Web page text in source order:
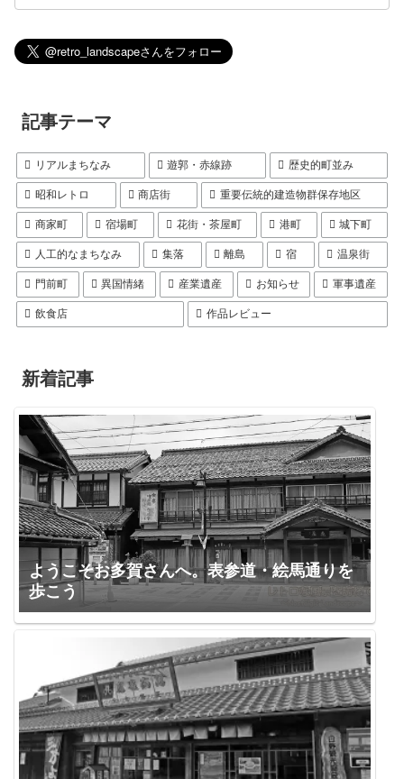
記事テーマ
リアルまちなみ 遊郭・赤線跡 歴史的町並み
昭和レトロ 商店街 重要伝統的建造物群保存地区
商家町 宿場町 花街・茶屋町 港町 城下町
人工的なまちなみ 集落 離島 宿 温泉街
門前町 異国情緒 産業遺産 お知らせ 軍事遺産
飲食店 作品レビュー
新着記事
ようこそお多賀さんへ。表参道・絵馬通りを
歩こう